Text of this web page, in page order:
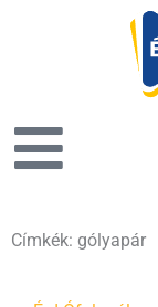
Címkék: gólyapár